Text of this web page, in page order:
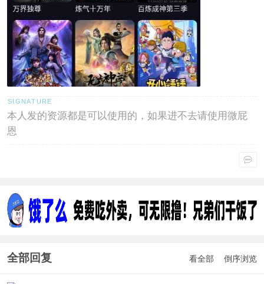
本人发的资源都是可以使用的，如果进不去请使用微屁
恩
全部回复 看全部 倒序浏览